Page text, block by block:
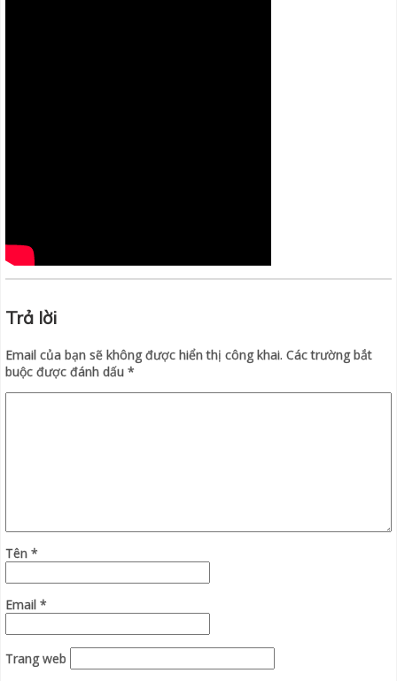
Trả lời
Email của bạn sẽ không được hiển thị công khai. Các trường bắt
buộc được đánh dấu *
Tên *
Email *
Trang web